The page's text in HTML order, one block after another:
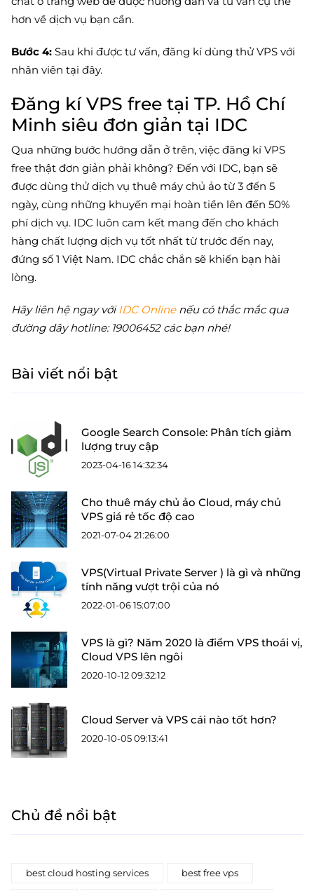
hơn về dịch vụ bạn cần.
Bước 4: Sau khi được tư vấn, đăng kí dùng thử VPS với
nhân viên tại đây.
Đăng kí VPS free tại TP. Hồ Chí
Minh siêu đơn giản tại IDC
Qua những bước hướng dẫn ở trên, việc đăng kí VPS
free thật đơn giản phải không? Đến với IDC, bạn sẽ
được dùng thử dịch vụ thuê máy chủ ảo từ 3 đến 5
ngày, cùng những khuyến mại hoàn tiền lên đến 50%
phí dịch vụ. IDC luôn cam kết mang đến cho khách
hàng chất lượng dịch vụ tốt nhất từ trước đến nay,
đứng số 1 Việt Nam. IDC chắc chắn sẽ khiến bạn hài
lòng.
Hãy liên hệ ngay vớiIDC Onlinenếu có thắc mắc qua
đường dây hotline: 19006452 các bạn nhé!
Bài viết nổi bật
Google Search Console: Phân tích giảm
lượng truy cập
2023-04-16 14:32:34
Cho thuê máy chủ ảo Cloud, máy chủ
VPS giá rẻ tốc độ cao
2021-07-04 21:26:00
VPS(Virtual Private Server ) là gì và những
tính năng vượt trội của nó
2022-01-06 15:07:00
VPS là gì? Năm 2020 là điểm VPS thoái vị,
Cloud VPS lên ngôi
2020-10-12 09:32:12
Cloud Server và VPS cái nào tốt hơn?
2020-10-05 09:13:41
Chủ đề nổi bật
best cloud hosting services best free vps